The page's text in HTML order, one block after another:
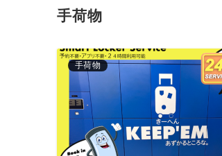
手荷物
手荷物